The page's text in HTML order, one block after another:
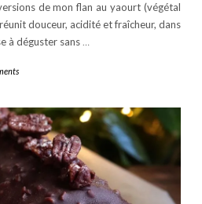
de mon flan au yaourt (végétal
douceur, acidité et fraîcheur, dans
à déguster sans…